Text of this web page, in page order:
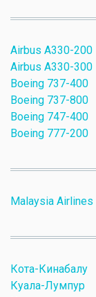
Airbus A330-200
Airbus A330-300
Boeing 737-400
Boeing 737-800
Boeing 747-400
Boeing 777-200
Malaysia Airlines
Кота-Кинабалу
Куала-Лумпур